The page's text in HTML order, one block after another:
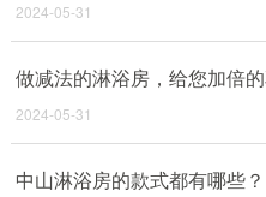
2024-05-31
做减法的淋浴房，给您加倍
2024-05-31
中山淋浴房的款式都有哪些？